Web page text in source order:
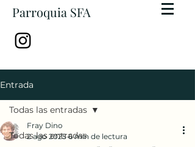
Parroquia SFA
Entrada
Todas las entradas
Todas las entradas
Fray Dino
2 ago 2025 6 min de lectura